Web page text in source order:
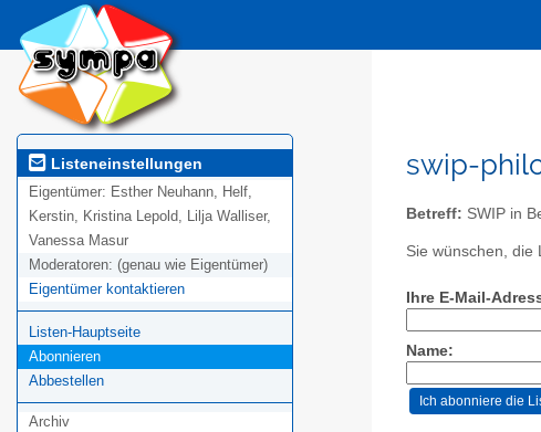
Listeneinstellungen
Eigentümer: Esther Neuhann, Helf,
Kerstin, Kristina Lepold, Lilja Walliser,
Vanessa Masur
Moderatoren: (genau wie Eigentümer)
Eigentümer kontaktieren
Listen-Hauptseite
Abonnieren
Abbestellen
Archiv
swip-
Betreff: SWIP in
Sie wünschen, die
Ihre E-Mail-
Name: